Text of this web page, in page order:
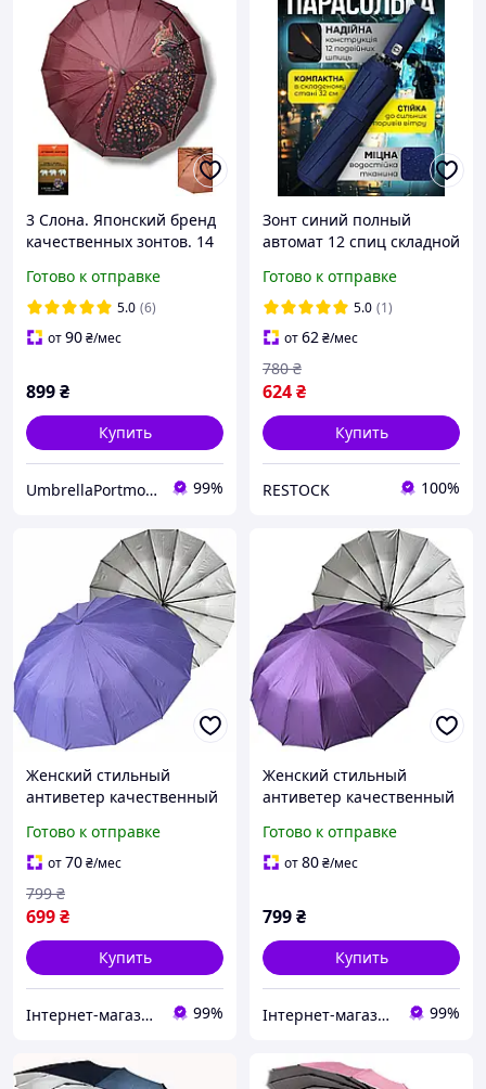
3 Слона. Японский бренд
качественных зонтов. 14
антишторм, с котиком !
Готово к отправке
5.0 (6)
от90₴/мес
899₴
Купить
UmbrellaPortmone 99%
Зонт синий полный
автомат 12 спиц складной
мужской и женский
синий зонтики от дождя и
солнца
Готово к отправке
5.0 (1)
от62₴/мес
624₴
780 ₴
Купить
RESTOCK 100%
Женский стильный
антиветер качественный
дождя зонты Toprain
антишторм складной на
16 спиц светло-
фиолетовы
Готово к отправке
от70₴/мес
699₴
799 ₴
Купить
Інтернет-магазин Real-Market 99%
Женский стильный
антиветер качественный
дождя зонты Toprain
антишторм складной на
Готово к отправке
от80₴/мес
799₴
Купить
Інтернет-магазин Real-Market 99%